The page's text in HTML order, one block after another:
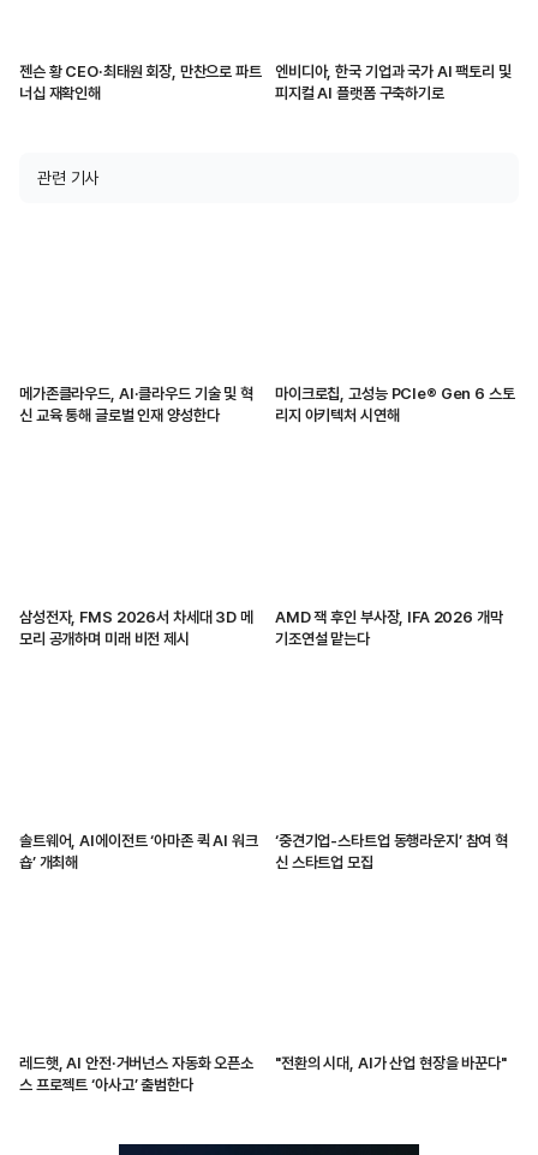
젠슨 황 CEO·최태원 회장, 만찬으로 파트
너십 재확인해
엔비디아, 한국 기업과 국가 AI 팩토리 및
피지컬 AI 플랫폼 구축하기로
관련 기사
메가존클라우드, AI·클라우드 기술 및 혁
신 교육 통해 글로벌 인재 양성한다
마이크로칩, 고성능 PCIe® Gen 6 스토
리지 아키텍처 시연해
삼성전자, FMS 2026서 차세대 3D 메
모리 공개하며 미래 비전 제시
AMD 잭 후인 부사장, IFA 2026 개막
기조연설 맡는다
솔트웨어, AI에이전트 ‘아마존 퀵 AI 워크
숍’ 개최해
‘중견기업-스타트업 동행라운지’ 참여 혁
신 스타트업 모집
레드햇, AI 안전·거버넌스 자동화 오픈소
스 프로젝트 ‘아사고’ 출범한다
"전환의 시대, AI가 산업 현장을 바꾼다"